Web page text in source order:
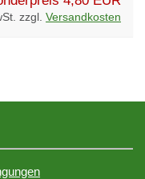
zzgl. Versandkosten